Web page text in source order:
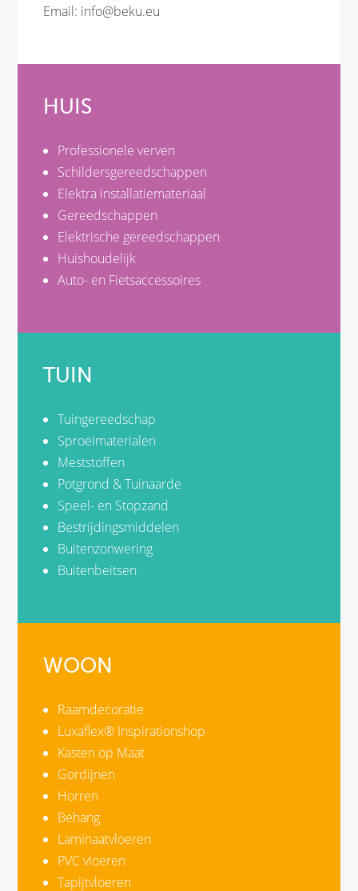
Email: info@beku.eu
HUIS
Professionele verven
Schildersgereedschappen
Elektra installatiemateriaal
Gereedschappen
Elektrische gereedschappen
Huishoudelijk
Auto- en Fietsaccessoires
TUIN
Tuingereedschap
Sproeimaterialen
Meststoffen
Potgrond & Tuinaarde
Speel- en Stopzand
Bestrijdingsmiddelen
Buitenzonwering
Buitenbeitsen
WOON
Raamdecoratie
Luxaflex® Inspirationshop
Kasten op Maat
Gordijnen
Horren
Behang
Laminaatvloeren
PVC vloeren
Tapijtvloeren